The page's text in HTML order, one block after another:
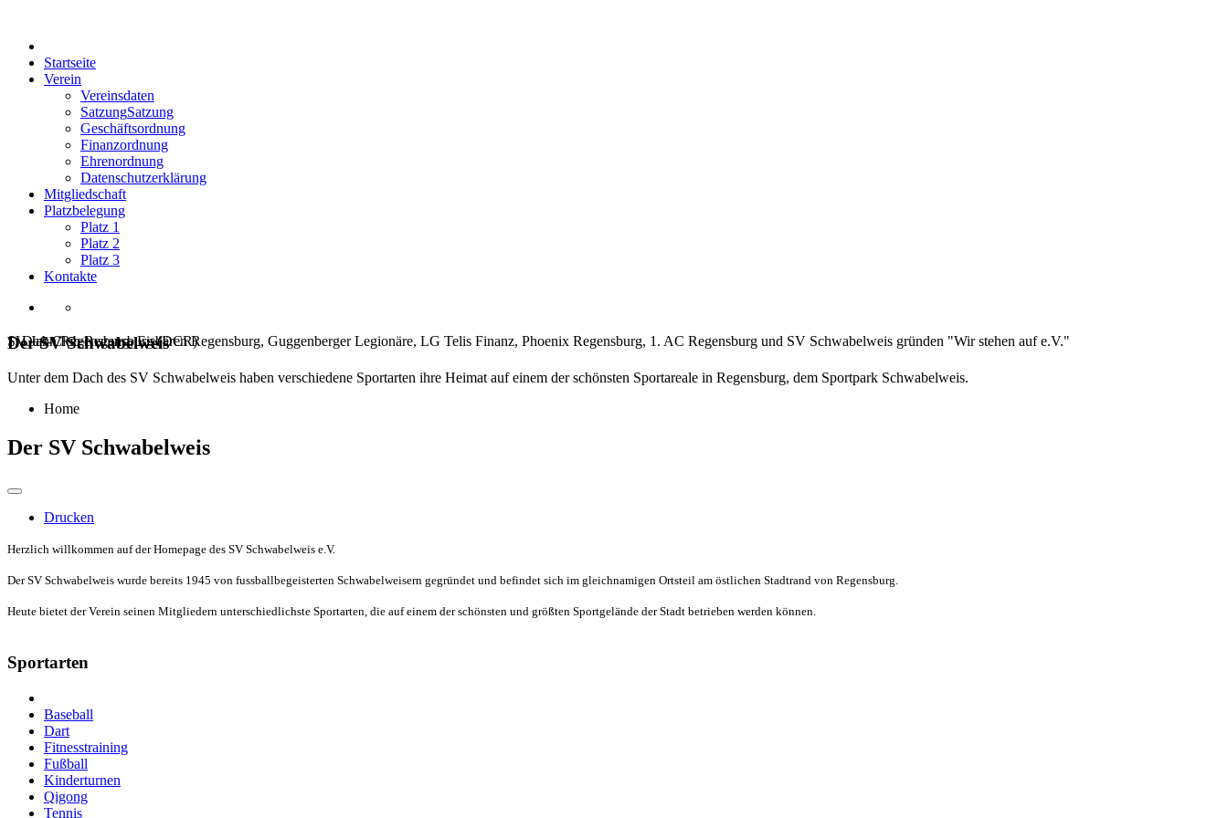
Startseite
Verein
Vereinsdaten
SatzungSatzung
Geschäftsordnung
Finanzordnung
Ehrenordnung
Datenschutzerklärung
Mitgliedschaft
Platzbelegung
Platz 1
Platz 2
Platz 3
Kontakte
SV Jahn Regensburg, Eisbären Regensburg, Guggenberger Legionäre, LG Telis Finanz, Phoenix Regensburg, 1. AC Regensburg und SV Schwabelweis gründen "Wir stehen auf e.V."
1. Dart-Club Regensburg (DCR)
Der SV Schwabelweis
Unter dem Dach des SV Schwabelweis haben verschiedene Sportarten ihre Heimat auf einem der schönsten Sportareale in Regensburg, dem Sportpark Schwabelweis.
Home
Der SV Schwabelweis
Drucken
Herzlich willkommen auf der Homepage des SV Schwabelweis e.V.
Der SV Schwabelweis wurde bereits 1945 von fussballbegeisterten Schwabelweisern gegründet und befindet sich im gleichnamigen Ortsteil am östlichen Stadtrand von Regensburg.
Heute bietet der Verein seinen Mitgliedern unterschiedlichste Sportarten, die auf einem der schönsten und größten Sportgelände der Stadt betrieben werden können.
Sportarten
Baseball
Dart
Fitnesstraining
Fußball
Kinderturnen
Qigong
Tennis